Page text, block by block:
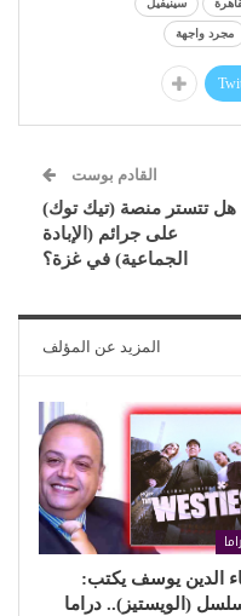
سينيفيل
مجرد واجهة
القادم بوست
هل تتستر منصة (تيك توك)
على جرائم (الإبادة
الجماعية) في غزة؟
المزيد عن المؤلف
الدين يوسف يكتب:
(الويستيز).. دراما